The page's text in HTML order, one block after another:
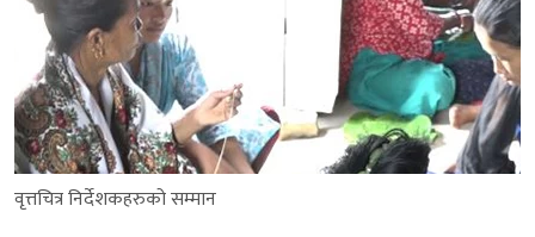
वृत्तचित्र निर्देशकहरुको सम्मान